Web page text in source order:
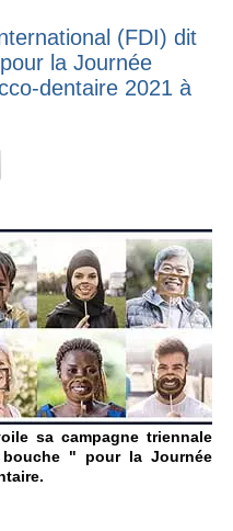
(FDI) dit
la Journée
dentaire 2021 à
sa campagne triennale
" pour la Journée